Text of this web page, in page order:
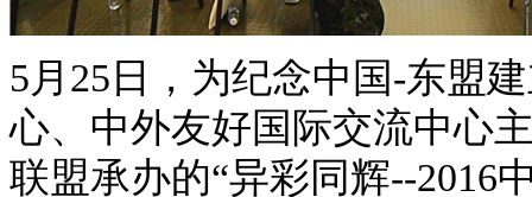
5月25日，为纪念中国-东盟
心、中外友好国际交流中心
联盟承办的“异彩同辉--2016